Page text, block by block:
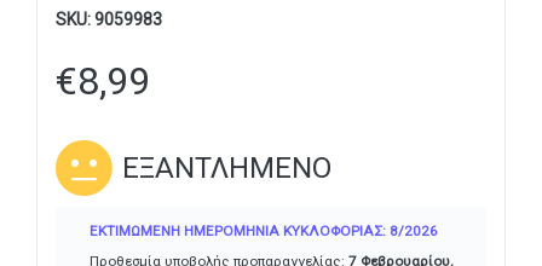
SKU:9059983
€8,99
ΕΞΑΝΤΛΗΜΈΝΟ
ΕΚΤΙΜΏΜΕΝΗ ΗΜΕΡΟΜΗΝΊΑ ΚΥΚΛΟΦΟΡΊΑΣ: 8/2026
Προθεσμία υποβολής προπαραγγελίας: 7 Φεβρουαρίου,